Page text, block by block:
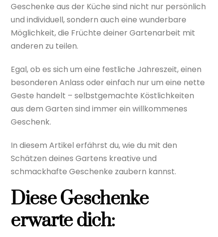
Geschenke aus der Küche sind nicht nur persönlich
und individuell, sondern auch eine wunderbare
Möglichkeit, die Früchte deiner Gartenarbeit mit
anderen zu teilen.
Egal, ob es sich um eine festliche Jahreszeit, einen
besonderen Anlass oder einfach nur um eine nette
Geste handelt – selbstgemachte Köstlichkeiten
aus dem Garten sind immer ein willkommenes
Geschenk.
In diesem Artikel erfährst du, wie du mit den
Schätzen deines Gartens kreative und
schmackhafte Geschenke zaubern kannst.
Diese Geschenke
erwarte dich: